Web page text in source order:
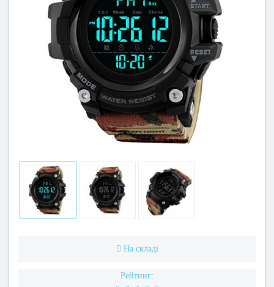
На складі
Рейтинг: